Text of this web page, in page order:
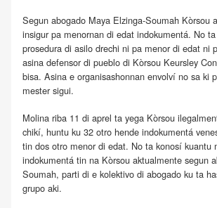
Segun abogado Maya Elzinga-Soumah Kòrsou
insigur pa menornan di edat indokumentá. No
prosedura di asilo drechi ni pa menor di edat ni
asina defensor di pueblo di Kòrsou Keursley
bisa. Asina e organisashonnan envolví no sa ki
mester sigui.
Molina riba 11 di aprel ta yega Kòrsou
chikí, huntu ku 32 otro hende indokumentá
tin dos otro menor di edat. No ta konosí kuantu
indokumentá tin na Kòrsou aktualmente segun
Soumah, parti di e kolektivo di abogado ku ta
grupo aki.